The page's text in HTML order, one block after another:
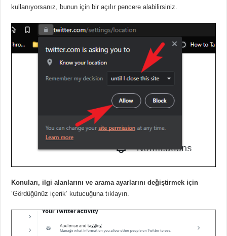
kullanıyorsanız, bunun için bir açılır pencere alabilirsiniz.
Konuları, ilgi alanlarını ve arama ayarlarını değiştirmek için
‘Gördüğünüz içerik’ kutucuğuna tıklayın.